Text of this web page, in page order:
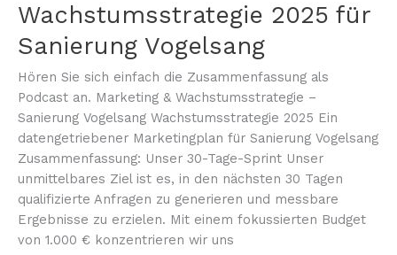
Wachstumsstrategie 2025 für
Sanierung Vogelsang
Hören Sie sich einfach die Zusammenfassung als
Podcast an. Marketing & Wachstumsstrategie –
Sanierung Vogelsang Wachstumsstrategie 2025 Ein
datengetriebener Marketingplan für Sanierung Vogelsang
Zusammenfassung: Unser 30-Tage-Sprint Unser
unmittelbares Ziel ist es, in den nächsten 30 Tagen
qualifizierte Anfragen zu generieren und messbare
Ergebnisse zu erzielen. Mit einem fokussierten Budget
von 1.000 € konzentrieren wir uns